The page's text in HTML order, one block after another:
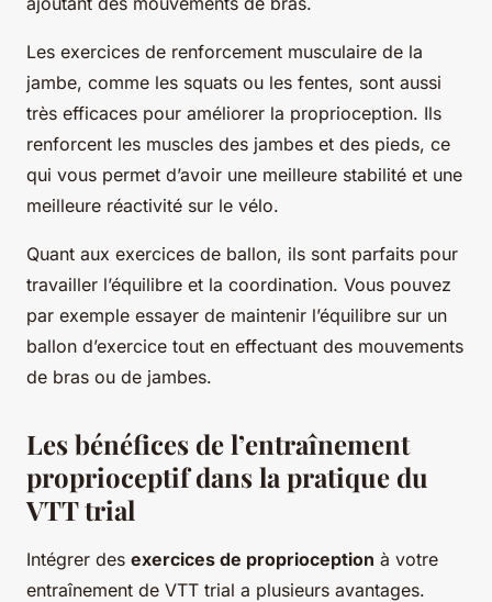
Les exercices de renforcement musculaire de la
jambe, comme les squats ou les fentes, sont aussi
très efficaces pour améliorer la proprioception. Ils
renforcent les muscles des jambes et des pieds, ce
qui vous permet d’avoir une meilleure stabilité et une
meilleure réactivité sur le vélo.
Quant aux exercices de ballon, ils sont parfaits pour
travailler l’équilibre et la coordination. Vous pouvez
par exemple essayer de maintenir l’équilibre sur un
ballon d’exercice tout en effectuant des mouvements
de bras ou de jambes.
Les bénéfices de l’entraînement
proprioceptif dans la pratique du
VTT trial
Intégrer des exercices de proprioception à votre
entraînement de VTT trial a plusieurs avantages.